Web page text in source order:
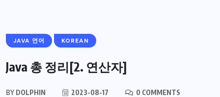
JAVA 언어 KOREAN
Java 총 정리[2. 연산자]
BY DOLPHIN 2023-08-17
0 COMMENTS